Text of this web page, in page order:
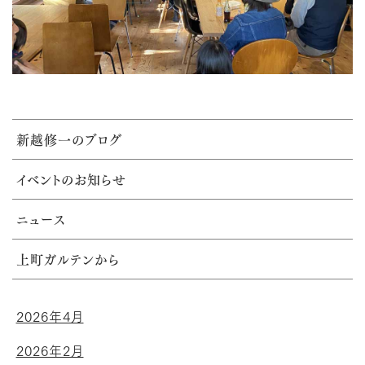
新越修一のブログ
イベントのお知らせ
ニュース
上町ガルテンから
2026年4月
2026年2月